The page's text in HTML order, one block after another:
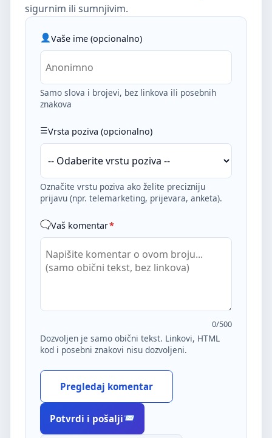
sigurnim ili sumnjivim.
Vaše ime (opcionalno)
Samo slova i brojevi, bez linkova ili posebnih
znakova
Vrsta poziva (opcionalno)
Označite vrstu poziva ako želite precizniju
prijavu (npr. telemarketing, prijevara, anketa).
Vaš komentar*
0/500
Dozvoljen je samo obični tekst. Linkovi, HTML
kod i posebni znakovi nisu dozvoljeni.
Pregledaj komentar
Potvrdi i pošalji